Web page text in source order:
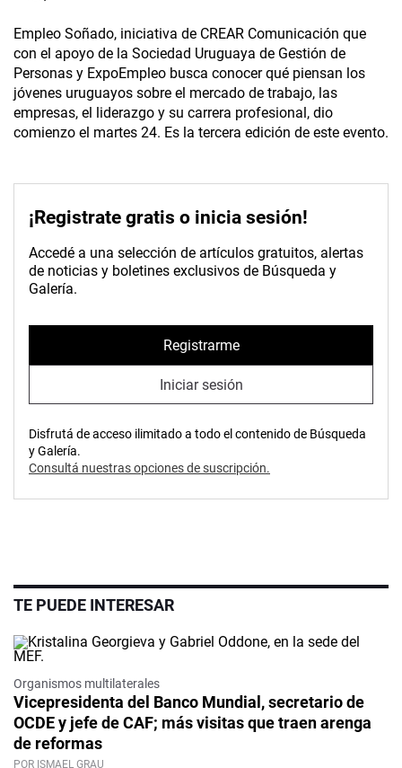
Empleo Soñado, iniciativa de CREAR Comunicación que
con el apoyo de la Sociedad Uruguaya de Gestión de
Personas y ExpoEmpleo busca conocer qué piensan los
jóvenes uruguayos sobre el mercado de trabajo, las
empresas, el liderazgo y su carrera profesional, dio
comienzo el martes 24. Es la tercera edición de este evento.
¡Registrate gratis o inicia sesión!
Accedé a una selección de artículos gratuitos, alertas
de noticias y boletines exclusivos de Búsqueda y
Galería.
Registrarme
Iniciar sesión
Disfrutá de acceso ilimitado a todo el contenido de Búsqueda
y Galería.
Consultá nuestras opciones de suscripción.
TE PUEDE INTERESAR
Organismos multilaterales
Vicepresidenta del Banco Mundial, secretario de
OCDE y jefe de CAF; más visitas que traen arenga
de reformas
POR ISMAEL GRAU